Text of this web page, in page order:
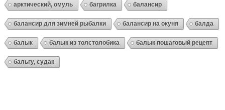
арктический, омуль багрилка балансир
балансир для зимней рыбалки балансир на окуня балда
балык балык из толстолобика балык пошаговый рецепт
бальгу, судак